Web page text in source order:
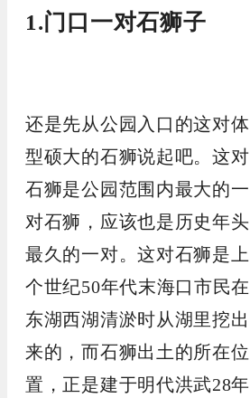
1.门口一对石狮子
还是先从公园入口的这对体
型硕大的石狮说起吧。这对
石狮是公园范围内最大的一
对石狮，应该也是历史年头
最久的一对。这对石狮是上
个世纪50年代末海口市民在
东湖西湖清淤时从湖里挖出
来的，而石狮出土的所在位
置，正是建于明代洪武28年